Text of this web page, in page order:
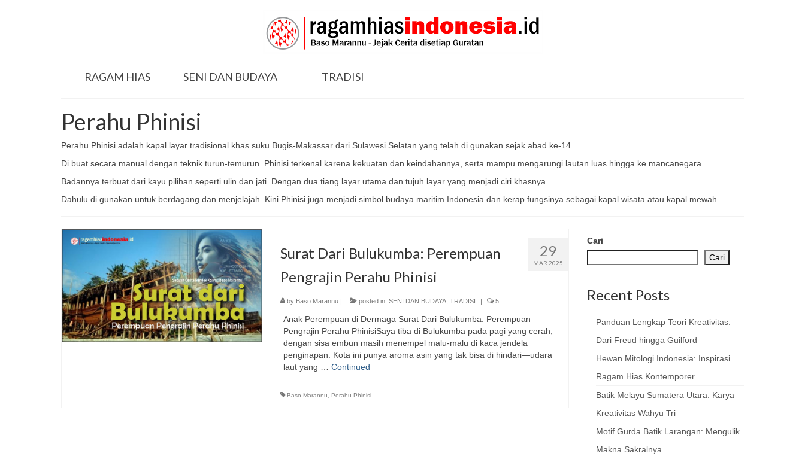
RAGAM HIAS SENI DAN BUDAYA TRADISI
Perahu Phinisi
Perahu Phinisi adalah kapal layar tradisional khas suku Bugis-Makassar dari Sulawesi Selatan yang telah di gunakan sejak abad ke-14.
Di buat secara manual dengan teknik turun-temurun. Phinisi terkenal karena kekuatan dan keindahannya, serta mampu mengarungi lautan luas hingga ke mancanegara.
Badannya terbuat dari kayu pilihan seperti ulin dan jati. Dengan dua tiang layar utama dan tujuh layar yang menjadi ciri khasnya.
Dahulu di gunakan untuk berdagang dan menjelajah. Kini Phinisi juga menjadi simbol budaya maritim Indonesia dan kerap fungsinya sebagai kapal wisata atau kapal mewah.
29
MAR 2025
Surat Dari Bulukumba: Perempuan
Pengrajin Perahu Phinisi
by Baso Marannu| posted in: SENI DAN BUDAYA, TRADISI | 5
Anak Perempuan di Dermaga Surat Dari Bulukumba. Perempuan
Pengrajin Perahu PhinisiSaya tiba di Bulukumba pada pagi yang cerah,
dengan sisa embun masih menempel malu-malu di kaca jendela
penginapan. Kota ini punya aroma asin yang tak bisa di hindari—udara
laut yang … Continued
Baso Marannu Perahu Phinisi
Cari
Cari
Recent Posts
Panduan Lengkap Teori Kreativitas:
Dari Freud hingga Guilford
Hewan Mitologi Indonesia: Inspirasi
Ragam Hias Kontemporer
Batik Melayu Sumatera Utara: Karya
Kreativitas Wahyu Tri
Motif Gurda Batik Larangan: Mengulik
Makna Sakralnya